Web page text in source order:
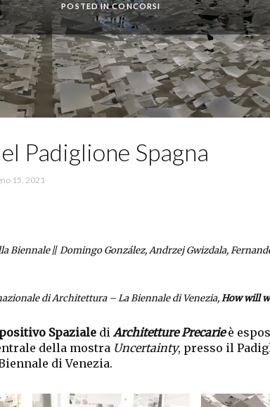
POSTED INCONCORSI
Padiglione Spagna
15, 2021
Biennale//Domingo González, Andrzej Gwizdala,
di Architettura – La Biennale di Venezia,How will
Spaziale di Architetture Precarieè
della mostra Uncertainty, presso il
di Venezia.